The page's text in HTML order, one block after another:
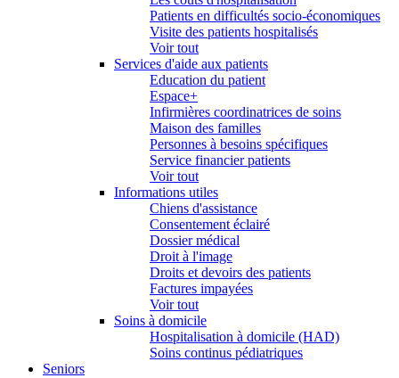
Patients en difficultés socio-économiques
Visite des patients hospitalisés
Voir tout
Services d'aide aux patients
Education du patient
Espace+
Infirmières coordinatrices de soins
Maison des familles
Personnes à besoins spécifiques
Service financier patients
Voir tout
Informations utiles
Chiens d'assistance
Consentement éclairé
Dossier médical
Droit à l'image
Droits et devoirs des patients
Factures impayées
Voir tout
Soins à domicile
Hospitalisation à domicile (HAD)
Soins continus pédiatriques
Seniors